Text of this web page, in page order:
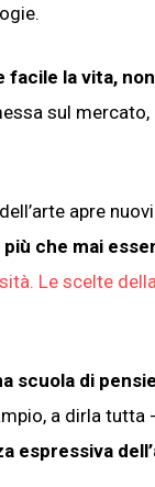
la vita,
sul
apre
che mai
Le scelte
scuola di
a dirla
espressiva